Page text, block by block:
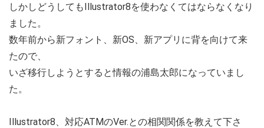
しかしどうしてもIllustrator8を使わなくてはならなくなり
ました。
数年前から新フォント、新OS、新アプリに背を向けて来
たので、
いざ移行しようとすると情報の浦島太郎になっていまし
た。
Illustrator8、対応ATMのVer.との相関関係を教えて下さ